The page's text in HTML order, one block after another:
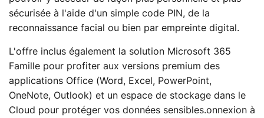
sécurisée à l'aide d'un simple code PIN, de la
reconnaissance facial ou bien par empreinte digital.
L'offre inclus également la solution Microsoft 365
Famille pour profiter aux versions premium des
applications Office (Word, Excel, PowerPoint,
OneNote, Outlook) et un espace de stockage dans le
Cloud pour protéger vos données sensibles.onnexion à